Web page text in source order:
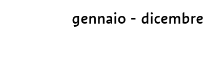
gennaio - dicembre